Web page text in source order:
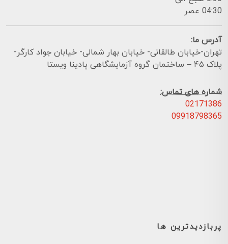
04:30 عصر
آدرس ما:
تهران-خیابان طالقانی- خیابان بهار شمالی- خیابان جواد کارگر-
پلاک ۴۵ – ساختمان گروه آزمایشگاهی پادینا ویستا
شماره های تماس:
02171386
09918798365
پربازدیدترین ها